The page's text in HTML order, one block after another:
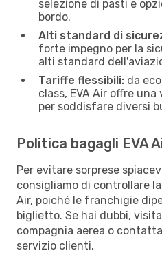
selezione di pasti e
bordo.
Alti standard di
forte impegno per la
alti standard
Tariffe flessibili: da
class, EVA Air offre
per soddisfare diversi
Politica bagagli EVA
Per evitare sorprese
consigliamo di controllare
Air, poiché le franchigie
biglietto. Se hai dubbi,
compagnia aerea o
servizio clienti.